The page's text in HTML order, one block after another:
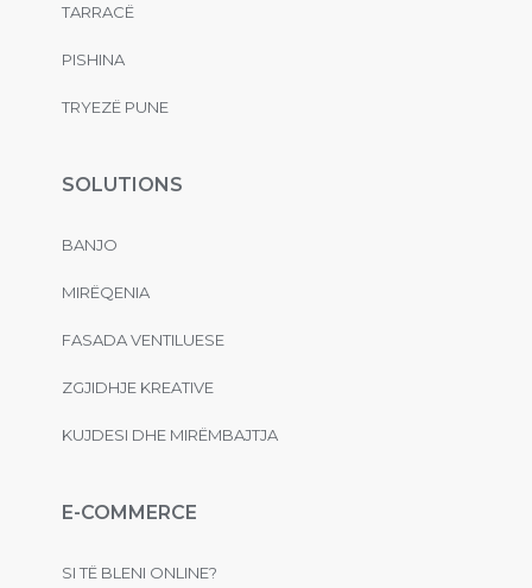
TARRACË
PISHINA
TRYEZË PUNE
SOLUTIONS
BANJO
MIRËQENIA
FASADA VENTILUESE
ZGJIDHJE KREATIVE
KUJDESI DHE MIRËMBAJTJA
E-COMMERCE
SI TË BLENI ONLINE?